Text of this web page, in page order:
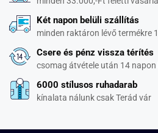
Két napon belüli szállítás
minden raktáron lévő termékre
Csere és pénz vissza térítés
csomag átvétele után 14 napon
6000 stílusos ruhadarab
kínalata nálunk csak Terád vár